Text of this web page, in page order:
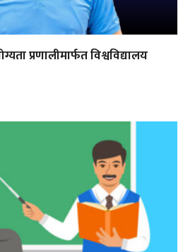
प्रणालीमार्फत विश्वविद्यालय